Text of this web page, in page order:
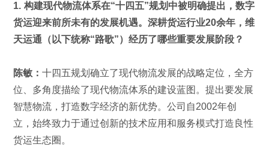
1. 构建现代物流体系在“十四五”规划中被明确提出，数字
货运迎来前所未有的发展机遇。深耕货运行业20余年，维
天运通（以下统称“路歌”）经历了哪些重要发展阶段？
陈敏：十四五规划确立了现代物流发展的战略定位，全方
位、多角度描绘了现代物流体系的建设蓝图。提出要发展
智慧物流，打造数字经济的新优势。公司自2002年创
立，始终致力于通过创新的技术应用和服务模式打造良性
货运生态圈。